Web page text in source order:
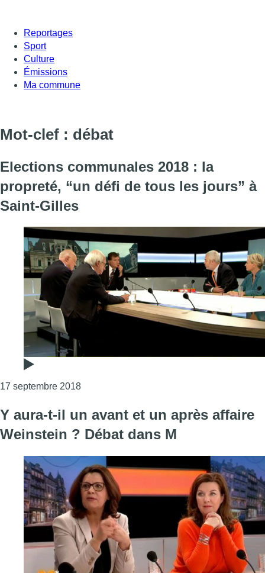
Reportages
Sport
Culture
Émissions
Ma commune
Mot-clef : débat
Elections communales 2018 : la
propreté, “un défi de tous les jours” à
Saint-Gilles
17 septembre 2018Consulter l'article "Elections communales
Y aura-t-il un avant et un après affaire
Weinstein ? Débat dans M